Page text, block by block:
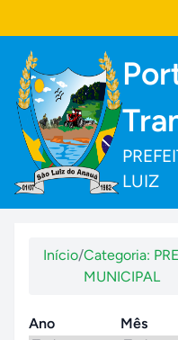
LUIZ
Início/Categoria:
MUNICIPAL
Ano
Mês